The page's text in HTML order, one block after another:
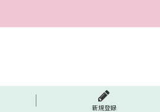
新規登録